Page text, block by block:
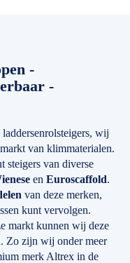
-
-
wij
van klimmaterialen.
steigers van diverse
en Euroscaffold.
van deze merken,
kunt vervolgen.
markt kunnen wij deze
Zo zijn wij onder meer
merk Altrex in de